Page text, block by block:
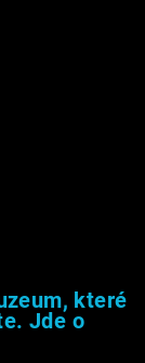
které
Jde o